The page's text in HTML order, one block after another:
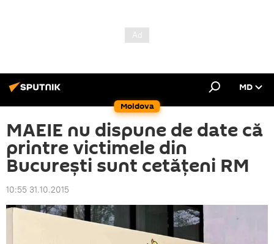
Moldova
MD
MAEIE nu dispune de date că
printre victimele din
București sunt cetățeni RM
10:55 31.10.2015